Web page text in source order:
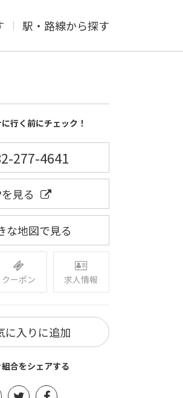
駅・路線から探す
行く前にチェック！
277-4641
見る
な地図で見る
クーポン 求人情報
に入りに追加
合をシェアする